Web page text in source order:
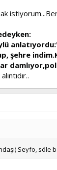
şehre
Seyfo, söle